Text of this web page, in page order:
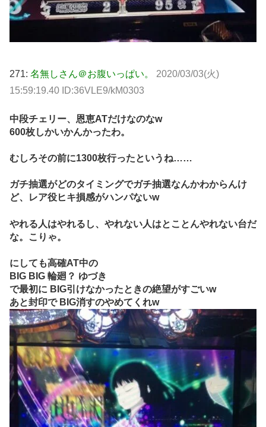
271: 名無しさん＠お腹いっぱい。
2020/03/03(火)
15:59:19.40 ID:36VLE9/kM0303
中段チェリー、恩恵ATだけなのなw
600枚しかいかんかったわ。
むしろその前に1300枚行ったというね……
ガチ抽選がどのタイミングでガチ抽選なんかわからんけ
ど、レア役ヒキ損感がハンパないw
やれる人はやれるし、やれない人はとことんやれない台だ
な。こりゃ。
にしても高確AT中の
BIG BIG 輪廻？ ゆづき
で最初に BIG引けなかったときの絶望がすごいw
あと封印で BIG消すのやめてくれw